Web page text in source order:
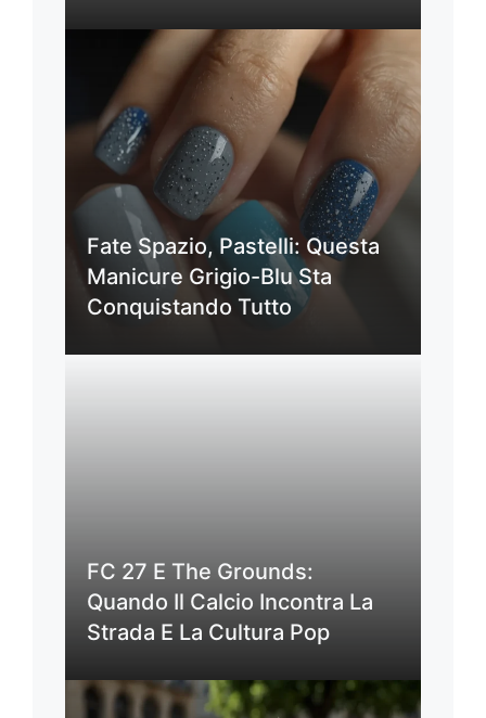
Fate Spazio, Pastelli: Questa
Manicure Grigio-Blu Sta
Conquistando Tutto
FC 27 E The Grounds:
Quando Il Calcio Incontra La
Strada E La Cultura Pop